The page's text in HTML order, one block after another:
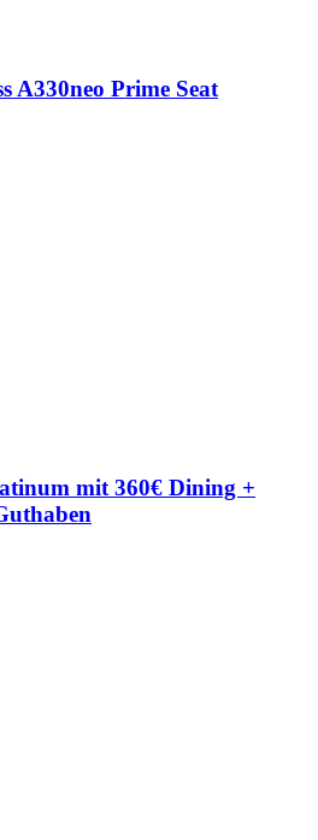
A330neo Prime Seat
mit 360€ Dining +